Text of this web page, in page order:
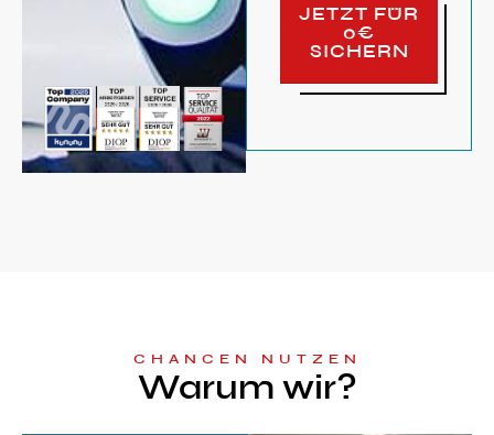
JETZT FÜR
0€
SICHERN
CHANCEN NUTZEN
Warum wir?